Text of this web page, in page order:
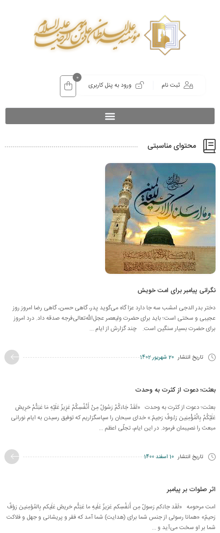
ثبت نام ورود به پنل کاربری
0
محتوای مناسبتی
نگرانی پیامبر برای امت خویش
دختر بدر الدجی امشب سه جا دارد عزا گاه می‌­گوید پدر، گاهی حسن، گاهی رضا امروز روز
عجیبی و سختی است؛ باید برای حضرت ولیعصر عجل‌الله‌تعالی‌فرجه صدقه داد. درد امروز
برای حضرت بسیار سنگین است. چند گزارش از ایام ...
تاریخ انتشار 20 شهریور 1402
بعثت؛ دعوت از کثرت به وحدت
بعثت؛ دعوت از کثرت به وحدت «لَقَدْ جَاءَكُمْ رَسُولٌ مِنْ أَنْفُسِكُمْ عَزِيزٌ عَلَيْهِ مَا عَنِتُّمْ حَرِيصٌ
عَلَيْكُمْ بِالْمُؤْمِنِينَ رَءُوفٌ رَحِيمٌ.» خدای سبحان را سپاسگزاریم که توفیق رسیدن به ایام نورانی
مبعث را نصیبمان فرمود. در این ایام، تجلّی اعظم ...
تاریخ انتشار 10 اسفند 1400
اثر صلوات بر پیامبر
امت مرحومه «لَقَد جاءَکم رَسولٌ مِن أَنفُسِکم عَزيزٌ عَلَيهِ ما عَنِتُّم حَريصٌ عَلَيکم بِالمُؤمِنينَ رَؤفٌ
رَحيمٌ» «همانا رسولی از جنس شما برای (هدایت) شما آمد که فقر و پریشانی و جهل و فلاکت
شما بر او سخت می‌آید و ...